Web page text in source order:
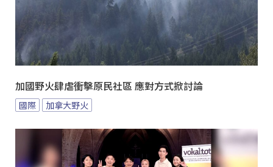
加國野火肆虐衝擊原民社區 應對方式掀討論
國際 加拿大野火